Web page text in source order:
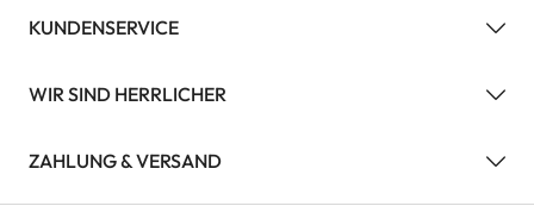
KUNDENSERVICE
WIR SIND HERRLICHER
ZAHLUNG & VERSAND